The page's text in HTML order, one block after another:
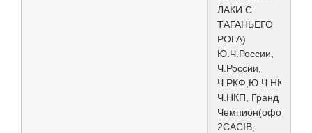
ЛАКИ С
ТАГАНЬЕГО
РОГА)
Ю.Ч.России,
Ч.России,
Ч.РКФ,Ю.Ч.НКП,
Ч.НКП, Гранд
Чемпион(оформ),
2CACIB,